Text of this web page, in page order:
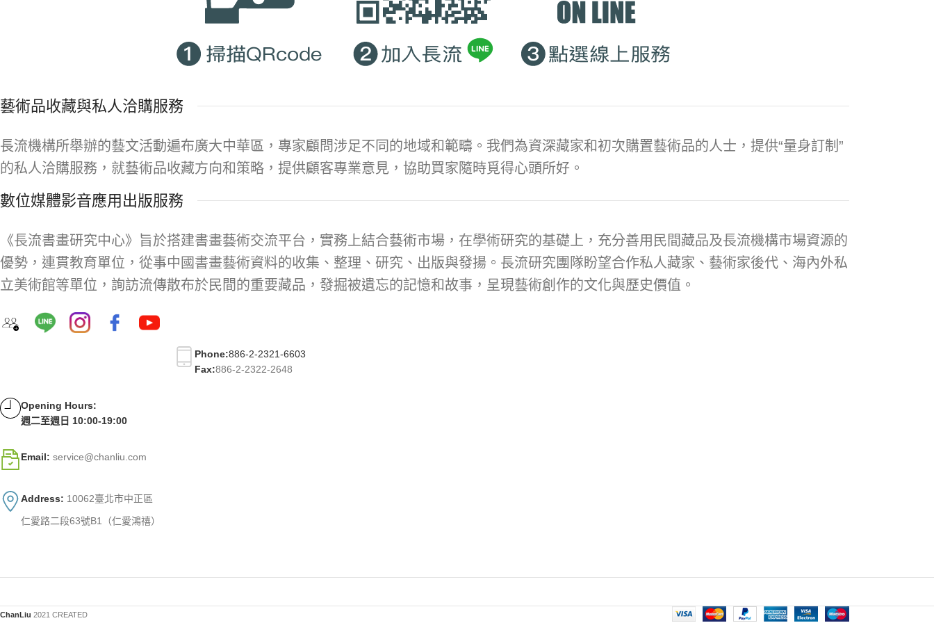
藝術品收藏與私人洽購服務
長流機構所舉辦的藝文活動遍布廣大中華區，專家顧問涉足不同的地域和範疇。我們為資深藏家和初次購置藝術品的人士，提供“量身訂制”
的私人洽購服務，就藝術品收藏方向和策略，提供顧客專業意見，協助買家隨時覓得心頭所好。
數位媒體影音應用出版服務
《長流書畫研究中心》旨於搭建書畫藝術交流平台，實務上結合藝術市場，在學術研究的基礎上，充分善用民間藏品及長流機構市場資源的
優勢，連貫教育單位，從事中國書畫藝術資料的收集、整理、研究、出版與發揚。長流研究團隊盼望合作私人藏家、藝術家後代、海內外私
立美術館等單位，詢訪流傳散布於民間的重要藏品，發掘被遺忘的記憶和故事，呈現藝術創作的文化與歷史價值。
Phone:886-2-2321-6603
Fax:886-2-2322-2648
Opening Hours:
週二至週日 10:00-19:00
Email: service@chanliu.com
Address: 10062臺北市中正區
仁愛路二段63號B1（仁愛鴻禧）
ChanLiu 2021 CREATED